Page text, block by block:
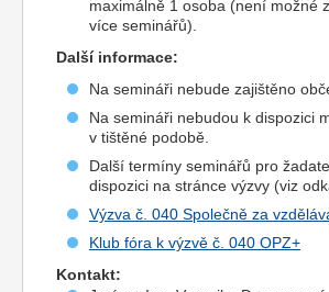
maximálně 1 osoba (není možné
více seminářů).
Další informace:
Na semináři nebude zajištěno
Na semináři nebudou k dispozici
v tištěné podobě.
Další termíny seminářů pro
dispozici na stránce výzvy (viz
Výzva č. 040 Společně za
Klub fóra k výzvě č. 040 OPZ+
Kontakt: